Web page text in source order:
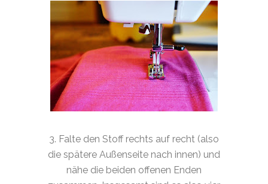
3. Falte den Stoff rechts auf recht (also
die spätere Außenseite nach innen) und
nähe die beiden offenen Enden